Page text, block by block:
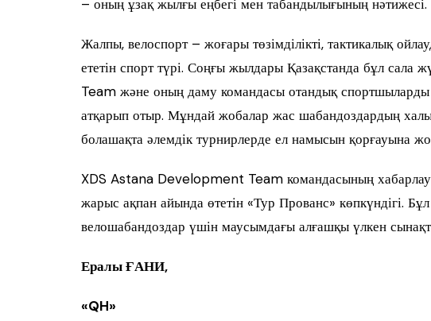
– оның ұзақ жылғы еңбегі мен табандылығының нәтижесі.
Жалпы, велоспорт – жоғары төзімділікті, тактикалық
ететін спорт түрі. Соңғы жылдары Қазақстанда бұл сала
Team және оның даму командасы отандық
атқарып отыр. Мұндай жобалар жас шабандоздардың
болашақта әлемдік турнирлерде ел намысын қорғауына
XDS Astana Development Team командасының
жарыс ақпан айында өтетін «Тур Прованс» көпкүндігі.
велошабандоздар үшін маусымдағы алғашқы үлкен
Ералы ҒАНИ,
«QH»